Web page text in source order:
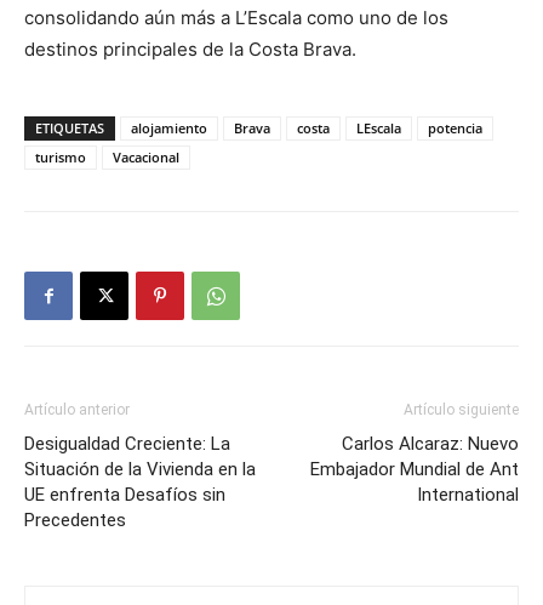
consolidando aún más a L’Escala como uno de los
destinos principales de la Costa Brava.
ETIQUETAS alojamiento Brava costa LEscala
potencia
turismo
Vacacional
Artículo anterior
Desigualdad Creciente: La
Situación de la Vivienda en la
UE enfrenta Desafíos sin
Precedentes
Artículo siguiente
Carlos Alcaraz: Nuevo
Embajador Mundial de Ant
International